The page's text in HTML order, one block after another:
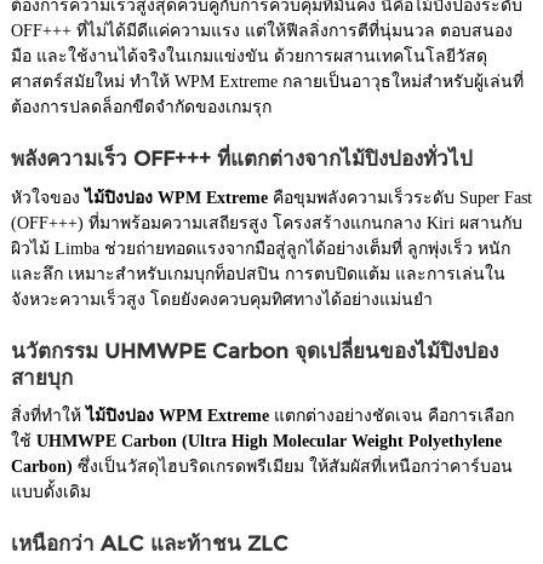
ต้องการความเร็วสูงสุดควบคู่กับการควบคุมที่มั่นคง นี่คือไม้ปิงปองระดับ
OFF+++ ที่ไม่ได้มีดีแค่ความแรง แต่ให้ฟีลลิ่งการตีที่นุ่มนวล ตอบสนอง
มือ และใช้งานได้จริงในเกมแข่งขัน ด้วยการผสานเทคโนโลยีวัสดุ
ศาสตร์สมัยใหม่ ทำให้ WPM Extreme กลายเป็นอาวุธใหม่สำหรับผู้เล่นที่
ต้องการปลดล็อกขีดจำกัดของเกมรุก
พลังความเร็ว OFF+++ ที่แตกต่างจากไม้ปิงปองทั่วไป
หัวใจของไม้ปิงปอง WPM Extreme คือขุมพลังความเร็วระดับ Super Fast
(OFF+++) ที่มาพร้อมความเสถียรสูง โครงสร้างแกนกลาง Kiri ผสานกับ
ผิวไม้ Limba ช่วยถ่ายทอดแรงจากมือสู่ลูกได้อย่างเต็มที่ ลูกพุ่งเร็ว หนัก
และลึก เหมาะสำหรับเกมบุกท็อปสปิน การตบปิดแต้ม และการเล่นใน
จังหวะความเร็วสูง โดยยังคงควบคุมทิศทางได้อย่างแม่นยำ
นวัตกรรม UHMWPE Carbon จุดเปลี่ยนของไม้ปิงปอง
สายบุก
สิ่งที่ทำให้ ไม้ปิงปอง WPM Extreme แตกต่างอย่างชัดเจน คือการเลือก
ใช้ UHMWPE Carbon (Ultra High Molecular Weight Polyethylene
Carbon) ซึ่งเป็นวัสดุไฮบริดเกรดพรีเมียม ให้สัมผัสที่เหนือกว่าคาร์บอน
แบบดั้งเดิม
เหนือกว่า ALC และท้าชน ZLC